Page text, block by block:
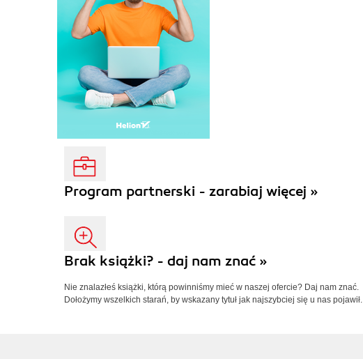
Program partnerski - zarabiaj więcej »
Brak książki? - daj nam znać »
Nie znalazłeś książki, którą powinniśmy mieć w naszej ofercie? Daj nam znać.
Dołożymy wszelkich starań, by wskazany tytuł jak najszybciej się u nas pojawił.